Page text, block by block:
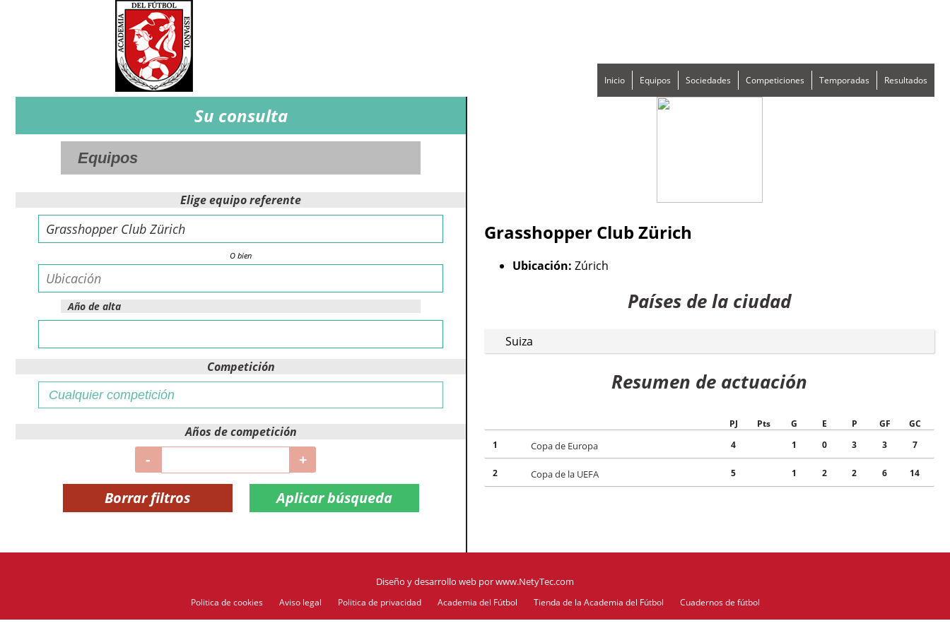
Inicio Equipos Sociedades Competiciones Temporadas Resultados
Su consulta
Elige equipo referente
O bien
Año de alta
Competición
Años de competición
-
+
Borrar filtros
Grasshopper Club Zürich
Ubicación: Zúrich
Países de la ciudad
Suiza
Resumen de actuación
PJ Pts G E P GF
GC
1
Copa de Europa 4 1 0 3 3 7
2 Copa de la UEFA 5 1 2 2 6 14
Diseño y desarrollo web porwww.NetyTec.com
Politica de cookies Aviso legal Politica de privacidad Academia del Fútbol Tienda de la Academia del Fútbol Cuadernos de fútbol